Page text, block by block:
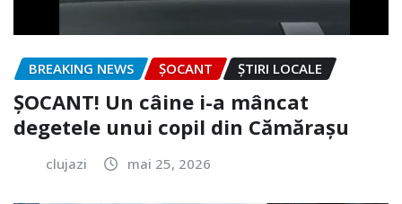
BREAKING NEWS ȘOCANT ȘTIRI LOCALE
ȘOCANT! Un câine i-a mâncat
degetele unui copil din Cămărașu
clujazi mai 25, 2026